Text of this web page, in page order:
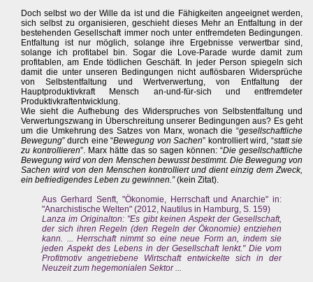
Doch selbst wo der Wille da ist und die Fähigkeiten angeeignet werden,
sich selbst zu organisieren, geschieht dieses Mehr an Entfaltung in der
bestehenden Gesellschaft immer noch unter entfremdeten Bedingungen.
Entfaltung ist nur möglich, solange ihre Ergebnisse verwertbar sind,
solange ich profitabel bin. Sogar die Love-Parade wurde damit zum
profitablen, am Ende tödlichen Geschäft. In jeder Person spiegeln sich
damit die unter unseren Bedingungen nicht auflösbaren Widersprüche
von Selbstentfaltung und Wertverwertung, von Entfaltung der
Hauptproduktivkraft Mensch an-und-für-sich und entfremdeter
Produktivkraftentwicklung.
Wie sieht die Aufhebung des Widerspruches von Selbstentfaltung und
Verwertungszwang in Überschreitung unserer Bedingungen aus? Es geht
um die Umkehrung des Satzes von Marx, wonach die “gesellschaftliche
Bewegung” durch eine “Bewegung von Sachen” kontrolliert wird, “statt sie
zu kontrollieren”. Marx hätte das so sagen können: “Die gesellschaftliche
Bewegung wird von den Menschen bewusst bestimmt. Die Bewegung von
Sachen wird von den Menschen kontrolliert und dient einzig dem Zweck,
ein befriedigendes Leben zu gewinnen.”(kein Zitat).
Aus Gerhard Senft, "Ökonomie, Herrschaft und Anarchie" in:
"Anarchistische Welten" (2012, Nautilus in Hamburg, S. 159)
Lanza im Originalton: "Es gibt keinen Aspekt der Gesellschaft,
der sich ihren Regeln (den Regeln der Ökonomie) entziehen
kann. ... Herrschaft nimmt so eine neue Form an, indem sie
jeden Aspekt des Lebens in der Gesellschaft lenkt." Die vom
Profitmotiv angetriebene Wirtschaft entwickelte sich in der
Neuzeit zum hegemonialen Sektor ...